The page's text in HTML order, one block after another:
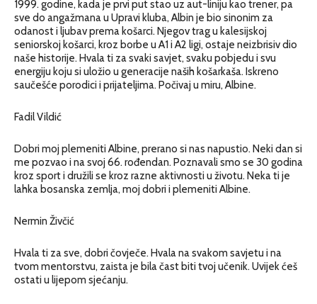
1999. godine, kada je prvi put stao uz aut-liniju kao trener, pa
sve do angažmana u Upravi kluba, Albin je bio sinonim za
odanost i ljubav prema košarci. Njegov trag u kalesijskoj
seniorskoj košarci, kroz borbe u A1 i A2 ligi, ostaje neizbrisiv dio
naše historije. Hvala ti za svaki savjet, svaku pobjedu i svu
energiju koju si uložio u generacije naših košarkaša. Iskreno
saučešće porodici i prijateljima. Počivaj u miru, Albine.
Fadil Vildić
Dobri moj plemeniti Albine, prerano si nas napustio. Neki dan si
me pozvao i na svoj 66. rođendan. Poznavali smo se 30 godina
kroz sport i družili se kroz razne aktivnosti u životu. Neka ti je
lahka bosanska zemlja, moj dobri i plemeniti Albine.
Nermin Živčić
Hvala ti za sve, dobri čovječe. Hvala na svakom savjetu i na
tvom mentorstvu, zaista je bila čast biti tvoj učenik. Uvijek ćeš
ostati u lijepom sjećanju.